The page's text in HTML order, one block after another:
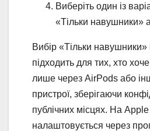
Виберіть один із
«Тільки навушники»
Вибір «Тільки навушники»
підходить для тих, хто
лише через AirPods або
пристрої, зберігаючи
публічних місцях. На
налаштовується через